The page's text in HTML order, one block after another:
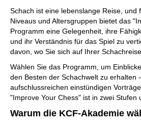
Schach ist eine lebenslange Reise, und
Niveaus und Altersgruppen bietet das
Programm eine Gelegenheit, ihre
und ihr Verständnis für das Spiel zu
davon, wo Sie sich auf Ihrer
Wählen Sie das Programm, um
den Besten der Schachwelt zu erhalten
aufschlussreichen einstündigen
"Improve Your Chess" ist in zwei Stufen
Warum die KCF-Akademie